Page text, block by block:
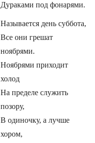
Дураками под фонарями.
Называется день суббота,
Все они грешат
ноябрями.
Ноябрями приходит
холод
На пределе служить
позору,
В одиночку, а лучше
хором,